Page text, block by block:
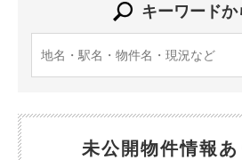
キーワードか
未公開物件情報あ